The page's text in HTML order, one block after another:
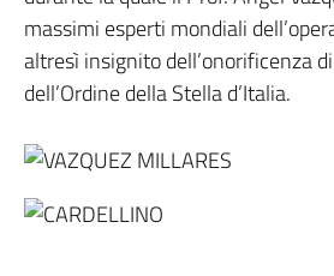
massimi esperti mondiali
altresì insignito dell’onorificenza
dell’Ordine della Stella d’Italia.